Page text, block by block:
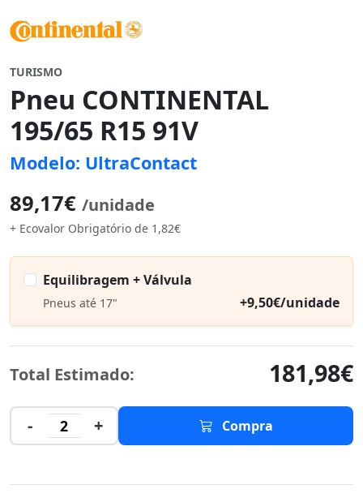
TURISMO
Pneu CONTINENTAL
195/65 R15 91V
Modelo: UltraContact
89,17€ /unidade
+ Ecovalor Obrigatório de 1,82€
Equilibragem + Válvula
Pneus até 17" +9,50€/unidade
Total Estimado: 181,98€
- 2 + Compra